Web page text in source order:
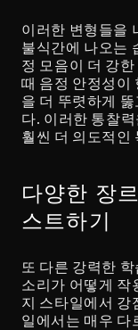
이러한 변형들을
불식간에 나오는
정 모음이 더 강
때 음정 안정성이
을 더 뚜렷하게
다. 이러한 통찰
훨씬 더 의도적인
다양한 장
스트하기
또 다른 강력한
소리가 어떻게 작
지 스타일에서 강
일에서는 매우 다